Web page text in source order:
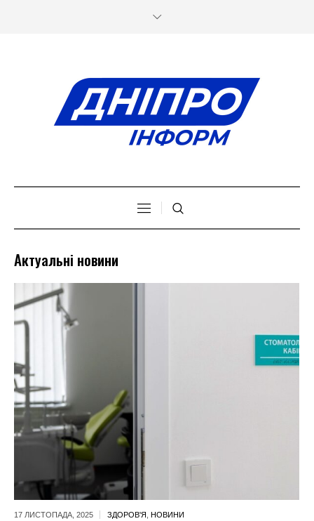
Актуальні новини
17 ЛИСТОПАДА, 2025 ЗДОРОВ'Я НОВИНИ